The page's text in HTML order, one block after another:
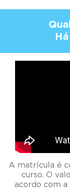
A matrícula é
curso. O
acordo com a